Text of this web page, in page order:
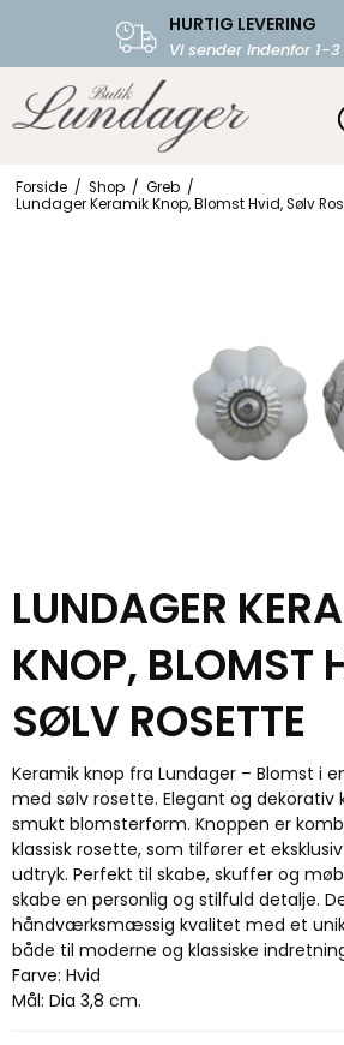
HURTIG LEVERING
Vi sender indenfor 1-
FRI FRAGT OVER
Starter fra 39,-
Forside / Shop / Greb /
Lundager Keramik Knop, Blomst Hvid, Sølv
LUNDAGER
KNOP, BLOMST
SØLV ROSETTE
Keramik knop fra Lundager – Blomst i
med sølv rosette. Elegant og dekorativ
smukt blomsterform. Knoppen er
klassisk rosette, som tilfører et
udtryk. Perfekt til skabe, skuffer og
skabe en personlig og stilfuld detalje.
håndværksmæssig kvalitet med et
både til moderne og klassiske
Farve: Hvid
Mål: Dia 3,8 cm.